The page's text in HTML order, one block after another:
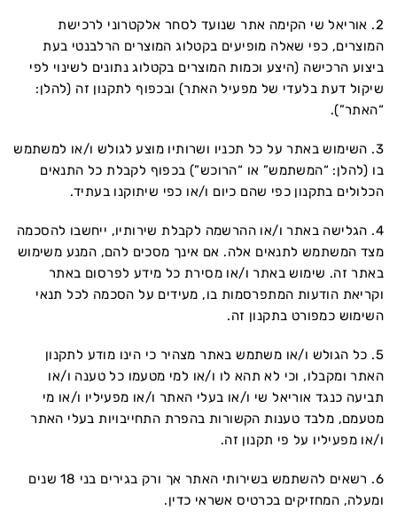
2. אוריאל שי הקימה אתר שנועד לסחר אלקטרוני לרכישת
המוצרים, כפי שאלה מופיעים בקטלוג המוצרים הרלבנטי בעת
ביצוע הרכישה (היצע וכמות המוצרים בקטלוג נתונים לשינוי לפי
שיקול דעת בלעדי של מפעיל האתר) ובכפוף לתקנון זה (להלן:
“האתר”).
3. השימוש באתר על כל תכניו ושרותיו מוצע לגולש ו/או למשתמש
בו (להלן: “המשתמש” או “הרוכש”) בכפוף לקבלת כל התנאים
הכלולים בתקנון כפי שהם כיום ו/או כפי שיתוקנו בעתיד.
4. הגלישה באתר ו/או ההרשמה לקבלת שירותיו, ייחשבו להסכמה
מצד המשתמש לתנאים אלה. אם אינך מסכים להם, המנע משימוש
באתר זה. שימוש באתר ו/או מסירת כל מידע לפרסום באתר
וקריאת הודעות המתפרסמות בו, מעידים על הסכמה לכל תנאי
השימוש כמפורט בתקנון זה.
5. כל הגולש ו/או משתמש באתר מצהיר כי הינו מודע לתקנון
האתר ומקבלו, וכי לא תהא לו ו/או למי מטעמו כל טענה ו/או
תביעה כנגד אוריאל שי ו/או בעלי האתר ו/או מפעיליו ו/או מי
מטעמם, מלבד טענות הקשורות בהפרת התחייבויות בעלי האתר
ו/או מפעיליו על פי תקנון זה.
6. רשאים להשתמש בשירותי האתר אך ורק בגירים בני 18 שנים
ומעלה, המחזיקים בכרטיס אשראי כדין.